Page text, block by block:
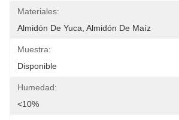
Materiales:
Almidón De Yuca, Almidón De Maíz
Muestra:
Disponible
Humedad:
<10%